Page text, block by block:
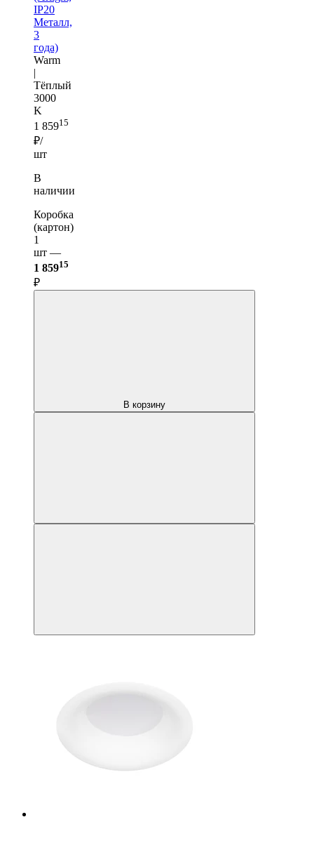
IP20
Металл,
3
года)
Warm
|
Тёплый
3000
K
1 85915
₽/
шт
В
наличии
Коробка
(картон)
1
шт —
1 85915
₽
В корзину